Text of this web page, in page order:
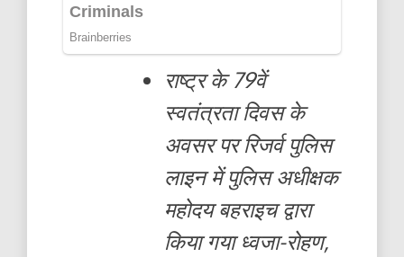
राष्ट्र के 79वें
स्वतंत्रता दिवस के
अवसर पर रिजर्व पुलिस
लाइन में पुलिस अधीक्षक
महोदय बहराइच द्वारा
किया गया ध्वजा-रोहण,